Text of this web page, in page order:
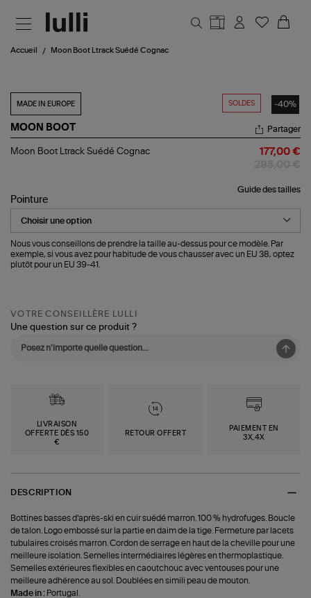
Accueil Moon Boot Ltrack Suédé Cognac
SOLDES -40%
MADE IN EUROPE
MOON BOOT
Moon
Cognac
Partager
Moon Boot Ltrack Suédé Cognac 177,00 €
Guide des tailles
Pointure
Nous vous conseillons de prendre la taille au-dessus pour ce modèle. Par
exemple, si vous avez pour habitude de vous chausser avec un EU 38, optez
plutôt pour un EU 39-41.
VOTRE CONSEILLÈRE LULLI
Une question sur ce produit ?
LIVRAISON
OFFERTE DÈS 150
€
RETOUR OFFERT
PAIEMENT EN
3X,4X
DESCRIPTION
Bottines basses d'après-ski en cuir suédé marron. 100 % hydrofuges. Boucle
de talon. Logo embossé sur la partie en daim de la tige. Fermeture par lacets
tubulaires croisés marron. Cordon de serrage en haut de la cheville pour une
meilleure isolation. Semelles intermédiaires légères en thermoplastique.
Semelles extérieures flexibles en caoutchouc avec ventouses pour une
meilleure adhérence au sol. Doublées en simili peau de mouton.
Made in : Portugal.